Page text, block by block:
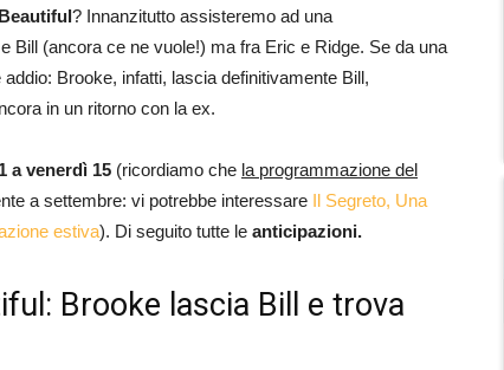
Beautiful? Innanzitutto assisteremo ad una
Bill (ancora ce ne vuole!) ma fra Eric e Ridge. Se da una
Brooke, infatti, lascia definitivamente Bill,
in un ritorno con la ex.
a venerdì 15 (ricordiamo che la programmazione del
a settembre: vi potrebbe interessare Il Segreto, Una
estiva). Di seguito tutte le anticipazioni.
Brooke lascia Bill e trova